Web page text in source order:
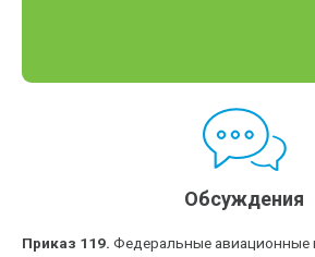
Обсуждения
Приказ 119. Федеральные авиационные